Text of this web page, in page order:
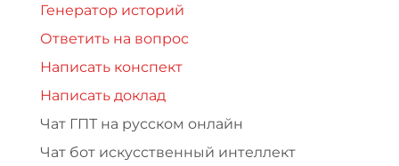
Генератор историй
Ответить на вопрос
Написать конспект
Написать доклад
Чат ГПТ на русском онлайн
Чат бот искусственный интеллект